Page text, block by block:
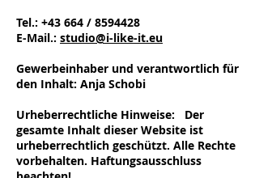
Tel.: +43 664 / 8594428
E-Mail.: studio@i-like-it.eu
Gewerbeinhaber und verantwortlich für
den Inhalt: Anja Schobi
Urheberrechtliche Hinweise: Der
gesamte Inhalt dieser Website ist
urheberrechtlich geschützt. Alle Rechte
vorbehalten. Haftungsausschluss